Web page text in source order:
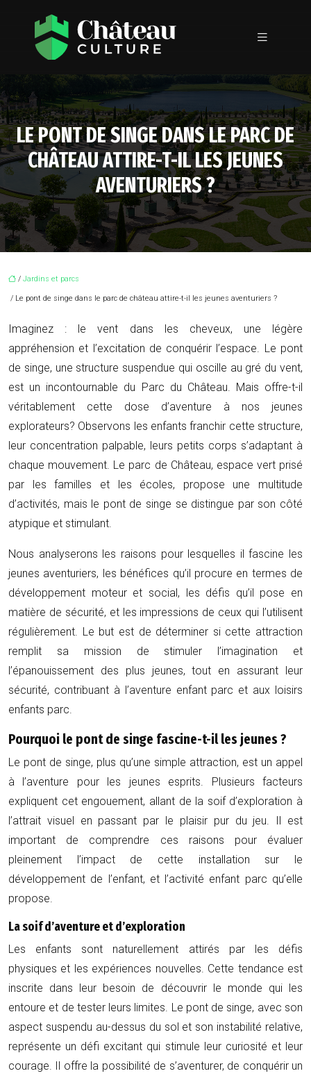
LE PONT DE SINGE DANS LE PARC DE
CHÂTEAU ATTIRE-T-IL LES JEUNES
AVENTURIERS ?
/ Jardins et parcs
/ Le pont de singe dans le parc de château attire-t-il les jeunes aventuriers ?
Imaginez : le vent dans les cheveux, une légère
appréhension et l’excitation de conquérir l’espace. Le pont
de singe, une structure suspendue qui oscille au gré du vent,
est un incontournable du Parc du Château. Mais offre-t-il
véritablement cette dose d’aventure à nos jeunes
explorateurs? Observons les enfants franchir cette structure,
leur concentration palpable, leurs petits corps s’adaptant à
chaque mouvement. Le parc de Château, espace vert prisé
par les familles et les écoles, propose une multitude
d’activités, mais le pont de singe se distingue par son côté
atypique et stimulant.
Nous analyserons les raisons pour lesquelles il fascine les
jeunes aventuriers, les bénéfices qu’il procure en termes de
développement moteur et social, les défis qu’il pose en
matière de sécurité, et les impressions de ceux qui l’utilisent
régulièrement. Le but est de déterminer si cette attraction
remplit sa mission de stimuler l’imagination et
l’épanouissement des plus jeunes, tout en assurant leur
sécurité, contribuant à l’aventure enfant parc et aux loisirs
enfants parc.
Pourquoi le pont de singe fascine-t-il les jeunes ?
Le pont de singe, plus qu’une simple attraction, est un appel
à l’aventure pour les jeunes esprits. Plusieurs facteurs
expliquent cet engouement, allant de la soif d’exploration à
l’attrait visuel en passant par le plaisir pur du jeu. Il est
important de comprendre ces raisons pour évaluer
pleinement l’impact de cette installation sur le
développement de l’enfant, et l’activité enfant parc qu’elle
propose.
La soif d’aventure et d’exploration
Les enfants sont naturellement attirés par les défis
physiques et les expériences nouvelles. Cette tendance est
inscrite dans leur besoin de découvrir le monde qui les
entoure et de tester leurs limites. Le pont de singe, avec son
aspect suspendu au-dessus du sol et son instabilité relative,
représente un défi excitant qui stimule leur curiosité et leur
courage. Il offre la possibilité de s’aventurer, de conquérir un